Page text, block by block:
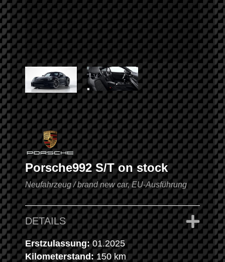
Porsche992 S/T on stock
Neufahrzeug / brand new car, EU-Ausführung
DETAILS
Erstzulassung:01.2025
Kilometerstand:150 km